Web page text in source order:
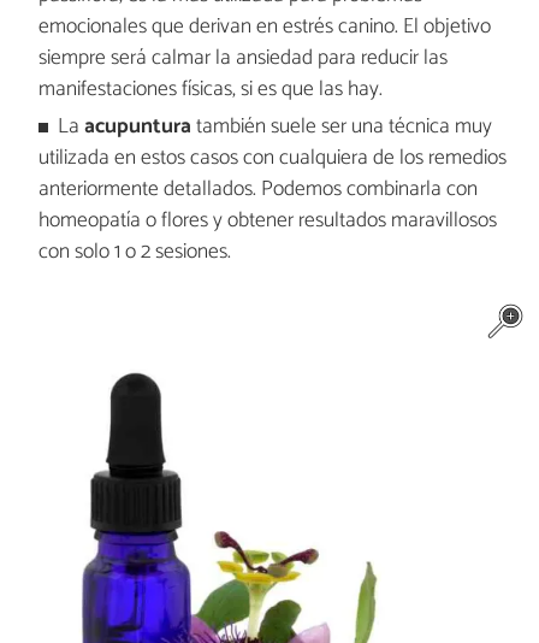
emocionales que derivan en estrés canino. El objetivo
siempre será calmar la ansiedad para reducir las
manifestaciones físicas, si es que las hay.
Laacupunturatambién suele ser una técnica muy
utilizada en estos casos con cualquiera de los remedios
anteriormente detallados. Podemos combinarla con
homeopatía o flores y obtener resultados maravillosos
con solo 1 o 2 sesiones.